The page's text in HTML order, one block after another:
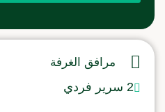
مرافق الغرفة
2 سرير فردي